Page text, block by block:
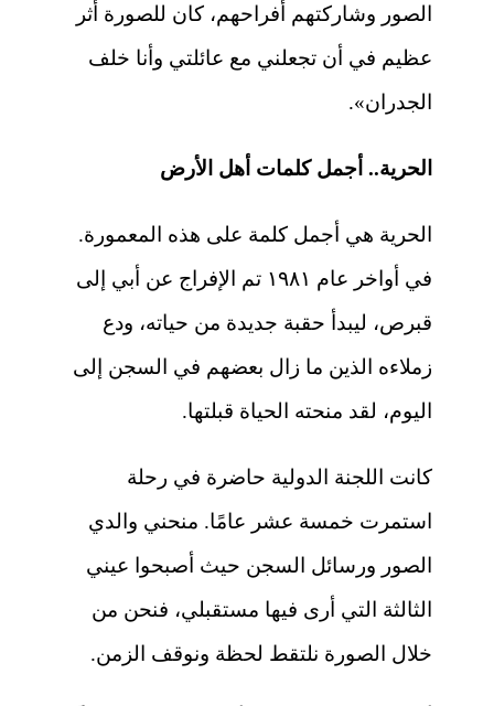
الصور وشاركتهم أفراحهم، كان للصورة أثر
عظيم في أن تجعلني مع عائلتي وأنا خلف
الجدران».
الحرية.. أجمل كلمات أهل الأرض
الحرية هي أجمل كلمة على هذه المعمورة.
في أواخر عام ١٩٨١ تم الإفراج عن أبي إلى
قبرص، ليبدأ حقبة جديدة من حياته، ودع
زملاءه الذين ما زال بعضهم في السجن إلى
اليوم، لقد منحته الحياة قبلتها.
كانت اللجنة الدولية حاضرة في رحلة
استمرت خمسة عشر عامًا. منحني والدي
الصور ورسائل السجن حيث أصبحوا عيني
الثالثة التي أرى فيها مستقبلي، فنحن من
خلال الصورة نلتقط لحظة ونوقف الزمن.